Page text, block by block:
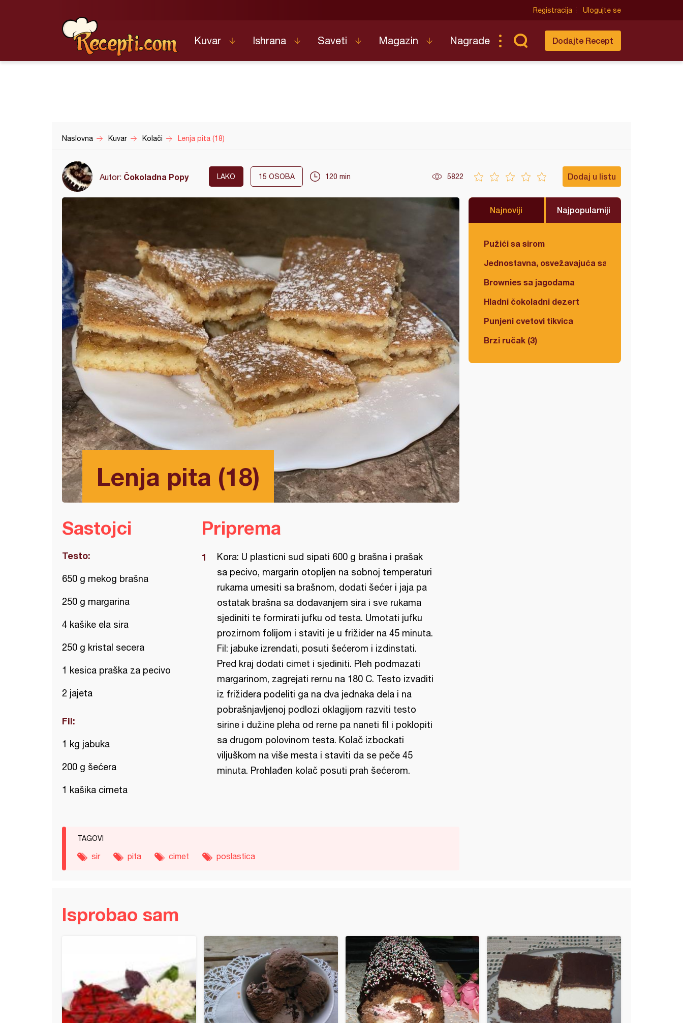
Registracija Ulogujte se
Kuvar Ishrana Saveti Magazin Nagrade Dodajte Recept
Naslovna Kuvar Kolači Lenja pita (18)
Autor: Čokoladna Popy LAKO 15 OSOBA 120 min 5822 Dodaj u listu
Lenja pita (18)
Najnoviji Najpopularniji
Pužići sa sirom
Jednostavna, osvežavajuća salata
Brownies sa jagodama
Hladni čokoladni dezert
Punjeni cvetovi tikvica
Brzi ručak (3)
Sastojci
Testo:
650 g mekog brašna
250 g margarina
4 kašike ela sira
250 g kristal secera
1 kesica praška za pecivo
2 jajeta
Fil:
1 kg jabuka
200 g šećera
1 kašika cimeta
Priprema
Kora: U plasticni sud sipati 600 g brašna i prašak
sa pecivo, margarin otopljen na sobnoj temperaturi
rukama umesiti sa brašnom, dodati šećer i jaja pa
ostatak brašna sa dodavanjem sira i sve rukama
sjediniti te formirati jufku od testa. Umotati jufku
prozirnom folijom i staviti je u frižider na 45 minuta.
Fil: jabuke izrendati, posuti šećerom i izdinstati.
Pred kraj dodati cimet i sjediniti. Pleh podmazati
margarinom, zagrejati rernu na 180 C. Testo izvaditi
iz frižidera podeliti ga na dva jednaka dela i na
pobrašnjavljenoj podlozi oklagijom razviti testo
sirine i dužine pleha od rerne pa naneti fil i poklopiti
sa drugom polovinom testa. Kolač izbockati
viljuškom na više mesta i staviti da se peče 45
minuta. Prohlađen kolač posuti prah šećerom.
TAGOVI
sir pita cimet poslastica
Isprobao sam